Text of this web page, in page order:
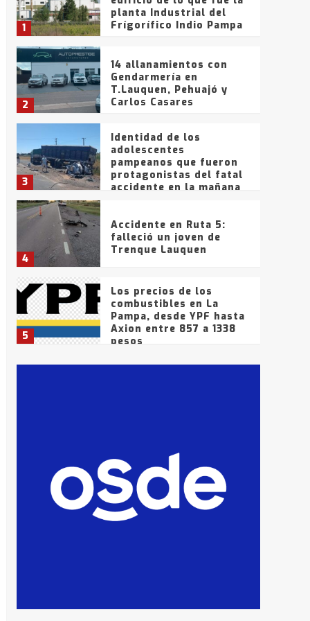
1
planta Industrial del
Frígorífico Indio Pampa
2
14 allanamientos con
Gendarmería en
T.Lauquen, Pehuajó y
Carlos Casares
3
Identidad de los
adolescentes
pampeanos que fueron
protagonistas del fatal
accidente en la mañana
4
Accidente en Ruta 5:
falleció un joven de
Trenque Lauquen
5
Los precios de los
combustibles en La
Pampa, desde YPF hasta
Axion entre 857 a 1338
pesos
La Bolsa de Cereales de
que intentaron evadir a
la Policía fueron
detenidos por
comercialización de
drogas en la tarde del
sábado